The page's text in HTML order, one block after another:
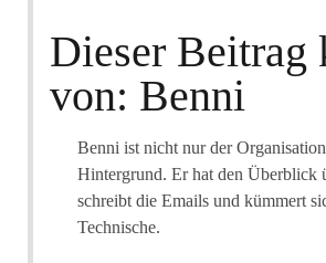
Dieser Beitrag
von: Benni
Benni ist nicht nur der
Hintergrund. Er hat den Überblick
schreibt die Emails und kümmert
Technische.